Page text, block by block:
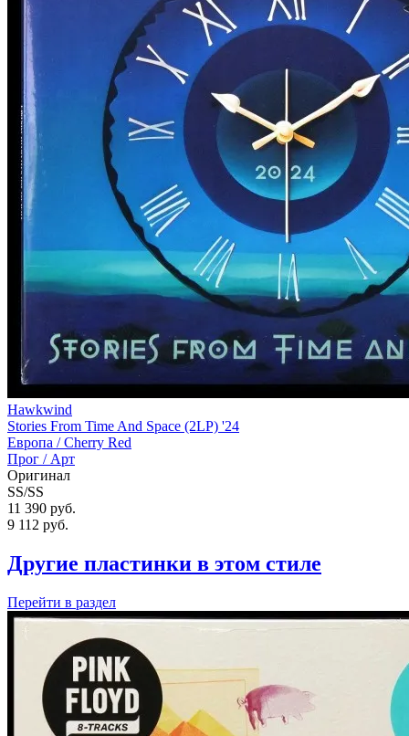
Hawkwind
Stories From Time And Space (2LP) '24
Европа /Cherry Red
Прог / Арт
Оригинал
SS/SS
11 390 руб.
9 112 руб.
Другие пластинки в этом стиле
Перейти в раздел